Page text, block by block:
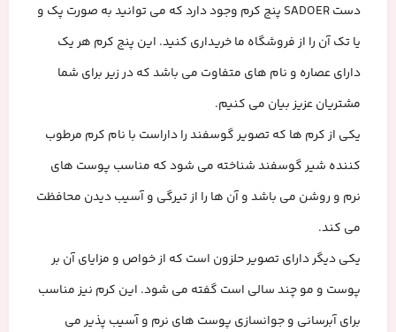
دست SADOER پنج کرم وجود دارد که می توانید به صورت پک و
یا تک آن را از فروشگاه ما خریداری کنید. این پنج کرم هر یک
دارای عصاره و نام های متفاوت می باشد که در زیر برای شما
مشتریان عزیز بیان می کنیم.
یکی از کرم ها که تصویر گوسفند را داراست با نام کرم مرطوب
کننده شیر گوسفند شناخته می شود که مناسب پوست های
نرم و روشن می باشد و آن ها را از تیرگی و آسیب دیدن محافظت
می کند.
یکی دیگر دارای تصویر حلزون است که از خواص و مزایای آن بر
پوست و مو چند سالی است گفته می شود. این کرم نیز مناسب
برای آبرسانی و جوانسازی پوست های نرم و آسیب پذیر می